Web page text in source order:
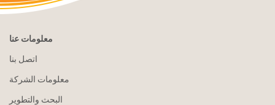
معلومات عنا
اتصل بنا
معلومات الشركة
البحث والتطوير